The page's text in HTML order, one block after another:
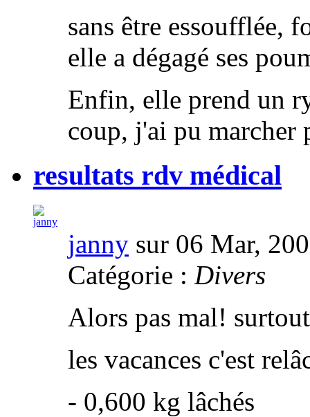
sans être essoufflée,
elle a dégagé ses
Enfin, elle prend un
coup, j'ai pu marcher
resultats rdv médical
janny sur 06 Mar,
Catégorie : Divers
Alors pas mal!
les vacances c'est
- 0,600 kg lâchés